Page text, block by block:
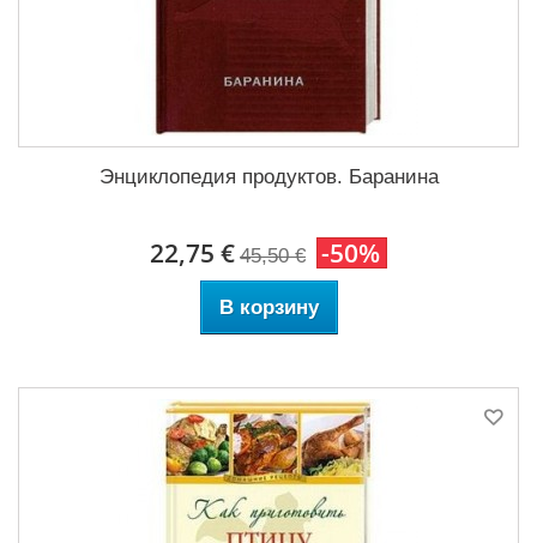
Энциклопедия продуктов. Баранина
22,75 € 45,50 € -50%
В корзину